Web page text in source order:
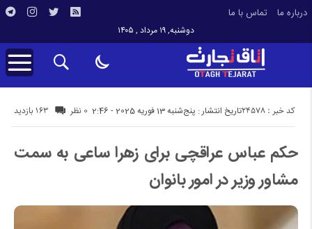
درباره ما تماس با ما
دوشنبه, ۱۹ مرداد , ۱۴۰۵
تاریخ انتشار : پنج‌شنبه 13 فوریه 2025 - 2:46 163 بازدید کد خبر : 24578 0 نظر
حکم عباس عراقچی برای زهرا ساعی به سمت
مشاور وزیر در امور بانوان